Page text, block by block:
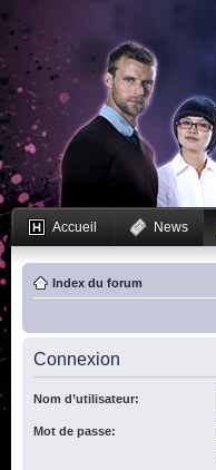
Accueil News
Index du forum
Connexion
Nom d’utilisateur:
Mot de passe: